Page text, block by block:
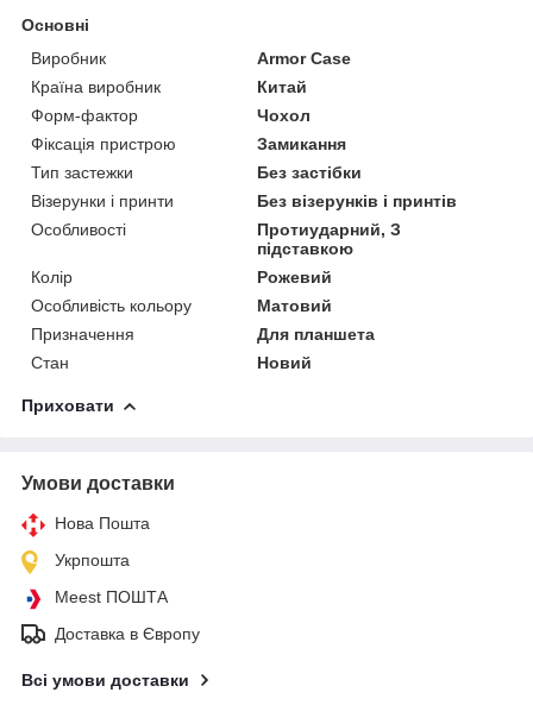
Основні
Виробник
Armor Case
Країна виробник
Китай
Форм-фактор
Чохол
Фіксація пристрою
Замикання
Тип застежки
Без застібки
Візерунки і принти
Без візерунків і принтів
Особливості
Протиударний, З
підставкою
Колір
Рожевий
Особливість кольору
Матовий
Призначення
Для планшета
Стан
Новий
Приховати
Умови доставки
Нова Пошта
Укрпошта
Meest ПОШТА
Доставка в Європу
Всі умови доставки